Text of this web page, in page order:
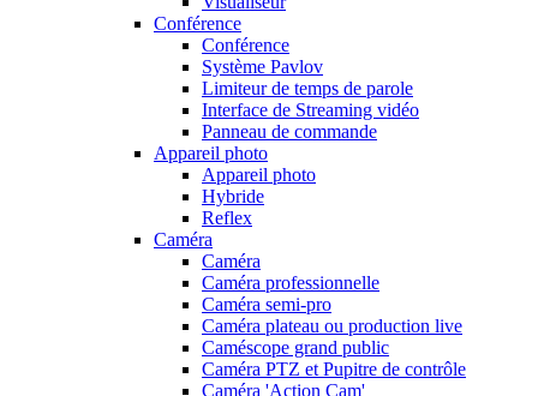
Conférence
Conférence
Système Pavlov
Limiteur de temps de parole
Interface de Streaming vidéo
Panneau de commande
Appareil photo
Appareil photo
Hybride
Reflex
Caméra
Caméra
Caméra professionnelle
Caméra semi-pro
Caméra plateau ou production live
Caméscope grand public
Caméra PTZ et Pupitre de contrôle
Caméra 'Action Cam'